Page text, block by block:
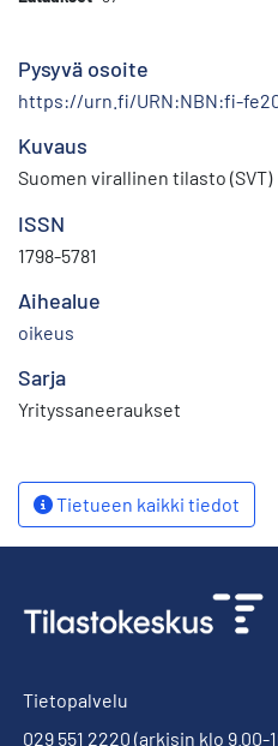
Pysyvä osoite
https://urn.fi/URN:NBN:fi-
Kuvaus
Suomen virallinen tilasto (SVT)
ISSN
1798-5781
Aihealue
oikeus
Sarja
Yrityssaneeraukset
Tietueen kaikki tiedot
Tietopalvelu
029 551 2220 (arkisin klo 9.00-